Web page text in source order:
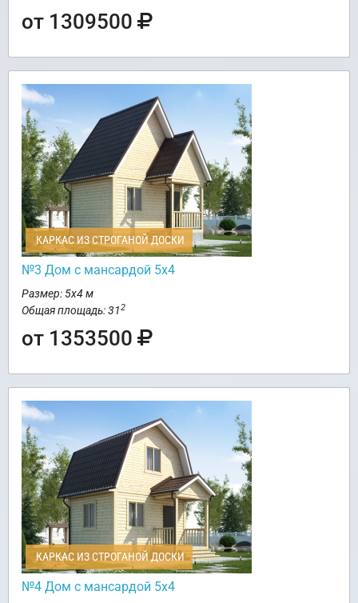
от 1309500
КАРКАС ИЗ СТРОГАНОЙ ДОСКИ
№3 Дом с мансардой 5х4
Размер: 5х4 м
Общая площадь: 312
от 1353500
КАРКАС ИЗ СТРОГАНОЙ ДОСКИ
№4 Дом с мансардой 5х4